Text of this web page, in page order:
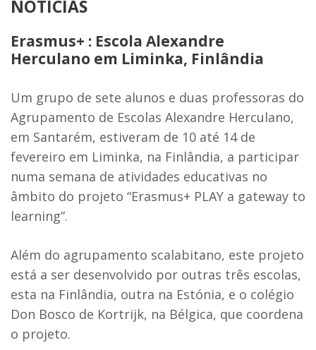
NOTÍCIAS
Erasmus+ : Escola Alexandre
Herculano em Liminka, Finlândia
Um grupo de sete alunos e duas professoras do
Agrupamento de Escolas Alexandre Herculano,
em Santarém, estiveram de 10 até 14 de
fevereiro em Liminka, na Finlândia, a participar
numa semana de atividades educativas no
âmbito do projeto “Erasmus+ PLAY a gateway to
learning”.
Além do agrupamento scalabitano, este projeto
está a ser desenvolvido por outras três escolas,
esta na Finlândia, outra na Estónia, e o colégio
Don Bosco de Kortrijk, na Bélgica, que coordena
o projeto.